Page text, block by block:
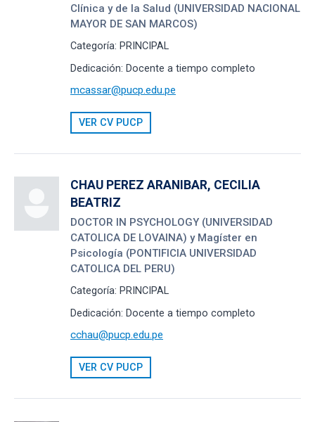
Clínica y de la Salud (UNIVERSIDAD NACIONAL
MAYOR DE SAN MARCOS)
Categoría: PRINCIPAL
Dedicación: Docente a tiempo completo
mcassar@pucp.edu.pe
VER CV PUCP
CHAU PEREZ ARANIBAR, CECILIA
BEATRIZ
DOCTOR IN PSYCHOLOGY (UNIVERSIDAD
CATOLICA DE LOVAINA) y Magíster en
Psicología (PONTIFICIA UNIVERSIDAD
CATOLICA DEL PERU)
Categoría: PRINCIPAL
Dedicación: Docente a tiempo completo
cchau@pucp.edu.pe
VER CV PUCP